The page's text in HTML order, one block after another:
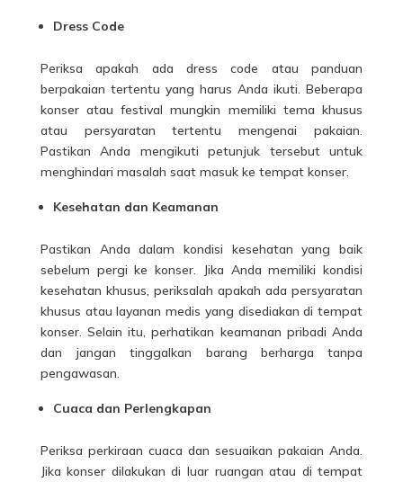
Dress Code
Periksa apakah ada dress code atau panduan
berpakaian tertentu yang harus Anda ikuti. Beberapa
konser atau festival mungkin memiliki tema khusus
atau persyaratan tertentu mengenai pakaian.
Pastikan Anda mengikuti petunjuk tersebut untuk
menghindari masalah saat masuk ke tempat konser.
Kesehatan dan Keamanan
Pastikan Anda dalam kondisi kesehatan yang baik
sebelum pergi ke konser. Jika Anda memiliki kondisi
kesehatan khusus, periksalah apakah ada persyaratan
khusus atau layanan medis yang disediakan di tempat
konser. Selain itu, perhatikan keamanan pribadi Anda
dan jangan tinggalkan barang berharga tanpa
pengawasan.
Cuaca dan Perlengkapan
Periksa perkiraan cuaca dan sesuaikan pakaian Anda.
Jika konser dilakukan di luar ruangan atau di tempat